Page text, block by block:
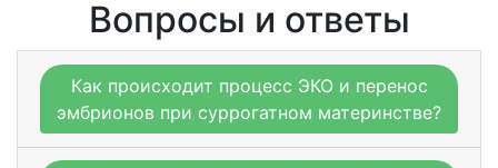
Вопросы и ответы
Как происходит процесс ЭКО и перенос
эмбрионов при суррогатном материнстве?